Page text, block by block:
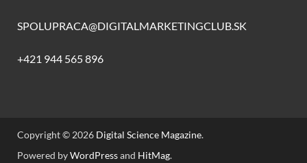
SPOLUPRACA@DIGITALMARKETINGCLUB.SK
+421 944 565 896
Copyright © 2026 Digital Science Magazine.
Powered byWordPressand HitMag.